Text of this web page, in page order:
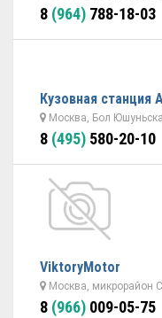
8 (964) 788-18-03
Кузовная станция
Москва, Бол
8 (495) 580-20-10
ViktoryMotor
Москва, микрорайон
8 (966) 009-05-75